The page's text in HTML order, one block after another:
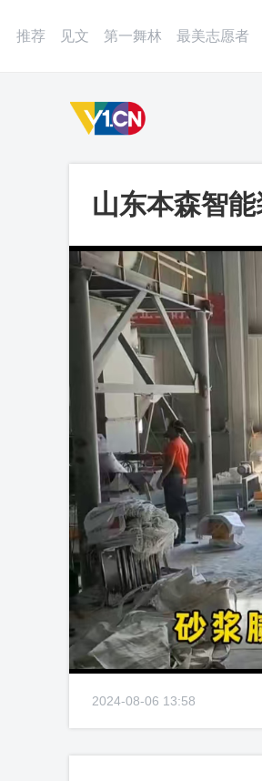
推荐 见文 第一舞林 最美志愿者
山东本森智
视频
2024-08-06 13:58